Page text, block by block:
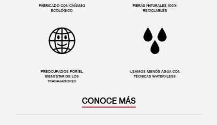
FABRICADO CON CAÑAMO
ECOLÓGICO
FIBRAS NATURALES 100%
RECICLABLES
PREOCUPADOS POR EL
BIENESTAR DE LOS
TRABAJADORES
USAMOS MENOS AGUA CON
TÉCNICAS WATER<LESS
CONOCE MÁS